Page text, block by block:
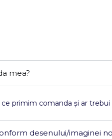
mea?
primim comanda și ar trebui
desenului/imaginei